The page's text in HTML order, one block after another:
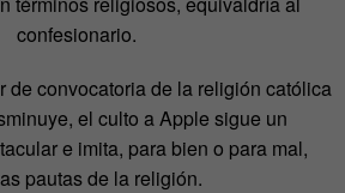
confesionario.
de convocatoria de la religión católica
el culto a Apple sigue un
e imita, para bien o para mal,
pautas de la religión.